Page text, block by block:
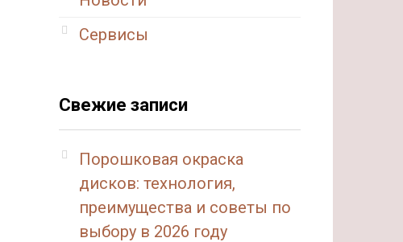
Сервисы
Свежие записи
Порошковая окраска
дисков: технология,
преимущества и советы по
выбору в 2026 году